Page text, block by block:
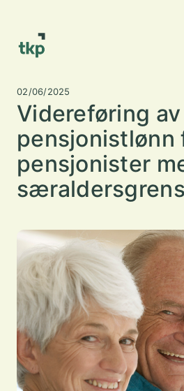
02/06/2025
Videreføring av
pensjonistlønn
pensjonister